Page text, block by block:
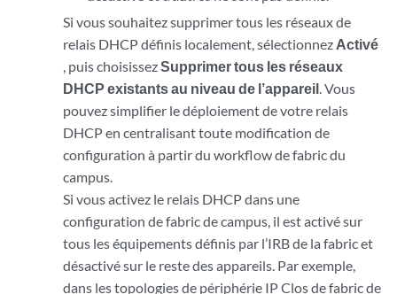
Si vous souhaitez supprimer tous les réseaux de
relais DHCP définis localement, sélectionnez Activé
, puis choisissezSupprimer tous les réseaux
DHCP existants au niveau de l’appareil. Vous
pouvez simplifier le déploiement de votre relais
DHCP en centralisant toute modification de
configuration à partir du workflow de fabric du
campus.
Si vous activez le relais DHCP dans une
configuration de fabric de campus, il est activé sur
tous les équipements définis par l’IRB de la fabric et
désactivé sur le reste des appareils. Par exemple,
dans les topologies de périphérie IP Clos de fabric de